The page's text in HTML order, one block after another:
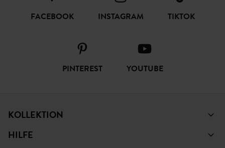
FACEBOOK INSTAGRAM TIKTOK
PINTEREST YOUTUBE
KOLLEKTION
HILFE